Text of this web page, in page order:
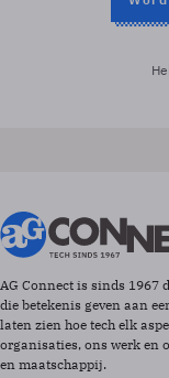
AG Connect is sinds 1967
die betekenis geven aan
laten zien hoe tech elk
organisaties, ons werk en
en maatschappij.